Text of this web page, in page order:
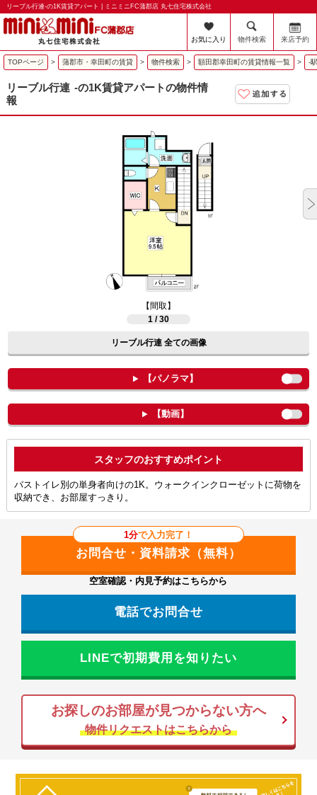
リーブル行連-の1K賃貸アパート | ミニミニFC蒲郡店 丸七住宅株式会社
お気に入り 物件検索 来店予約
TOPページ > 蒲郡市・幸田町の賃貸 > 物件検索 > 額田郡幸田町の賃貸情報一覧 > -
リーブル行連 -の1K賃貸アパートの物件情
報
【間取】
1 / 30
リーブル行連 全ての画像
【パノラマ】
【動画】
ポイント
バストイレ別の単身者向けの1K。ウォークインクローゼットに荷物を
収納でき、お部屋すっきり。
1分で入力完了！
空室確認・内見予約はこちらから
電話でお問合せ
LINEで初期費用を知りたい
お探しのお部屋が見つからない方へ
物件リクエストはこちらから